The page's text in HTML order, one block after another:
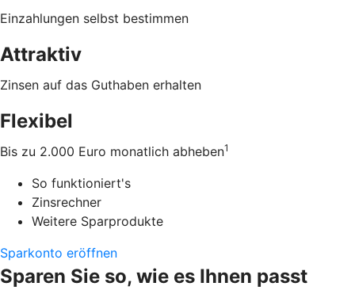
Einzahlungen selbst bestimmen
Attraktiv
Zinsen auf das Guthaben erhalten
Flexibel
Bis zu 2.000 Euro monatlich abheben1
So funktioniert's
Zinsrechner
Weitere Sparprodukte
Sparkonto eröffnen
Sparen Sie so, wie es Ihnen passt